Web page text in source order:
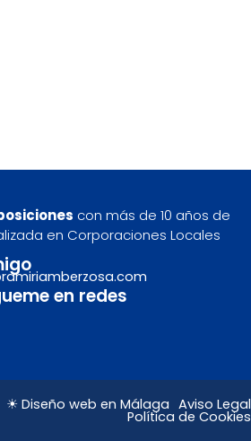
con más de 10 años de
en Corporaciones Locales
en redes
☀ Diseño web en Málaga Aviso Legal
Política de Cookies